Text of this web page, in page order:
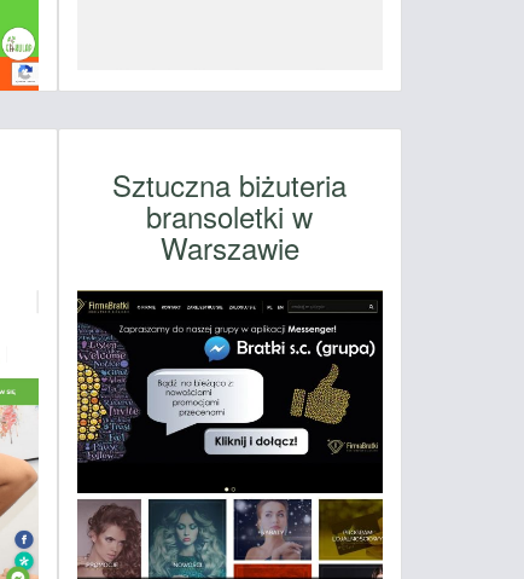
Sztuczna biżuteria
bransoletki w
Warszawie